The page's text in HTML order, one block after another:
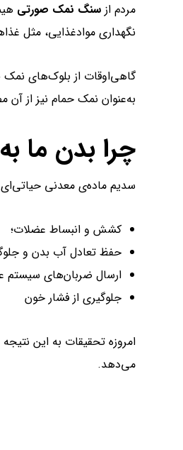
مردم ازسنگ نمک صورتی
نگهداری مواد‌غذایی، مثل
گاهی‌اوقات از بلوک‌های
به‌عنوان نمک‌ حمام نیز از
چرا بدن ما
سدیم ماده‌ی معدنی حیاتی‌ای
کشش و انبساط عضلات؛
حفظ تعادل آب بدن و
ارسال ضربان‌های سیستم
جلوگیری از فشار خون
امروزه تحقیقات به این
می‌دهد.